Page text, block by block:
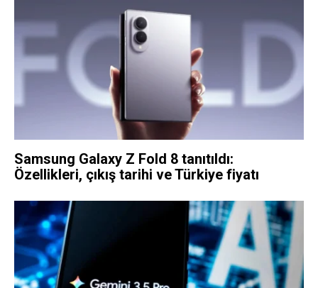
Samsung Galaxy Z Fold 8 tanıtıldı:
Özellikleri, çıkış tarihi ve Türkiye fiyatı